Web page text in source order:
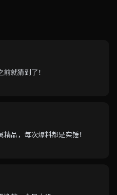
就猜到了！
品，每次爆料都是实锤！